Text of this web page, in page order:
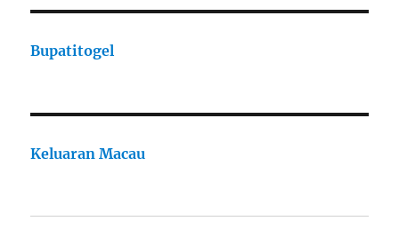
Bupatitogel
Keluaran Macau